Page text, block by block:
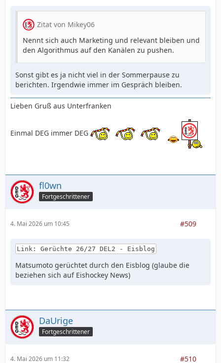
Zitat von Mikey06
Nennt sich auch Marketing und relevant bleiben und
den Algorithmus auf den Kanälen zu pushen.
Sonst gibt es ja nicht viel in der Sommerpause zu
berichten. Irgendwie immer im Gespräch bleiben.
Lieben Gruß aus Unterfranken
Einmal DEG immer DEG
fl0wn
Fortgeschrittener
4. Mai 2026 um 10:45 #509
Link: Gerüchte 26/27 DEL2 - Eisblog
Matsumoto gerüchtet durch den Eisblog (glaube die
beziehen sich auf Eishockey News)
DaUrige
Fortgeschrittener
4. Mai 2026 um 11:32 #510